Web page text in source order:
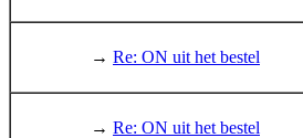
→ Re: ON uit het bestel
→ Re: ON uit het bestel